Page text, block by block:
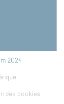
2024
des cookies